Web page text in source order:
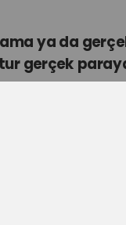
ya da
gerçek